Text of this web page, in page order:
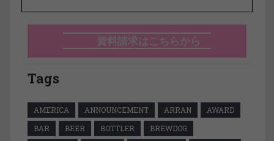
資料請求はこちらから
Tags
AMERICA ANNOUNCEMENT ARRAN
AWARD
BAR
BEER BOTTLER
BREWDOG